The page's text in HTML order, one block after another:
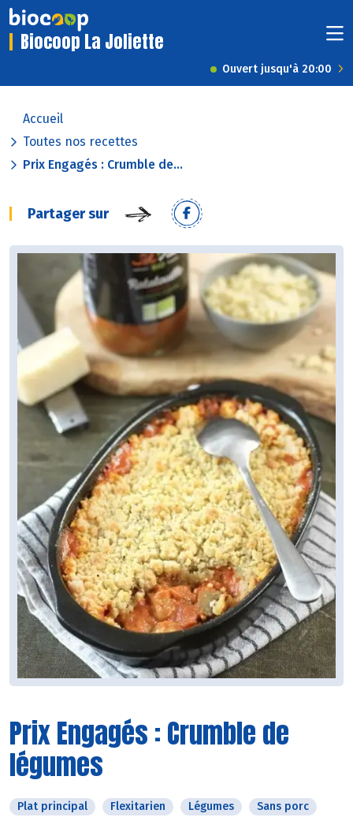
Biocoop La Joliette
Ouvert jusqu'à 20:00
Accueil
Toutes nos recettes
Prix Engagés : Crumble de...
Partager sur
Prix Engagés : Crumble de
légumes
Plat principal Flexitarien Légumes
Sans porc